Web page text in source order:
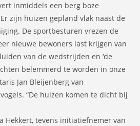
inmiddels een berg boze
zijn huizen gepland vlak naast de
De sportbesturen vrezen de
nieuwe bewoners last krijgen van
van de wedstrijden en ‘de
belemmerd te worden in onze
Jan Bleijenberg van
“De huizen komen te dicht bij
Hekkert, tevens initiatiefnemer van